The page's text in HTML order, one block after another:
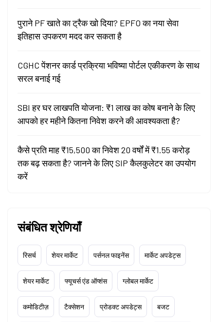
पुराने PF खाते का ट्रैक खो दिया? EPFO का नया सेवा
इतिहास उपकरण मदद कर सकता है
CGHC पेंशनर कार्ड प्रक्रिया भविष्या पोर्टल एकीकरण के साथ
सरल बनाई गई
SBI हर घर लाखपति योजना: ₹1 लाख का कोष बनाने के लिए
आपको हर महीने कितना निवेश करने की आवश्यकता है?
कैसे प्रति माह ₹15,500 का निवेश 20 वर्षों में ₹1.55 करोड़
तक बढ़ सकता है? जानने के लिए SIP कैलकुलेटर का उपयोग
करें
संबंधित श्रेणियाँ
रिसर्च शेयर मार्केट पर्सनल फाइनेंस मार्केट अपडेट्स
शेयर मार्केट फ्यूचर्स एंड ऑप्शंस ग्लोबल मार्केट
कमोडिटीज़ टैक्सेशन प्रोडक्ट अपडेट्स बजट